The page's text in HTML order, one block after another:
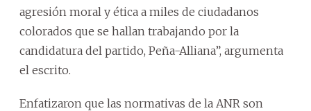
agresión moral y ética a miles de ciudadanos
colorados que se hallan trabajando por la
candidatura del partido, Peña-Alliana”, argumenta
el escrito.
Enfatizaron que las normativas de la ANR son